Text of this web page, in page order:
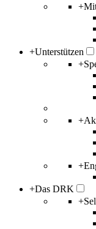
+
+Unterstützen
+
+
+
+Das DRK
+